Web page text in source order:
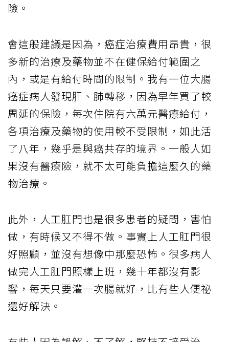
險。
會這般建議是因為，癌症治療費用昂貴，很
多新的治療及藥物並不在健保給付範圍之
內，或是有給付時間的限制。我有一位大腸
癌症病人發現肝、肺轉移，因為早年買了較
周延的保險，每次住院有六萬元醫療給付，
各項治療及藥物的使用較不受限制，如此活
了八年，幾乎是與癌共存的境界。一般人如
果沒有醫療險，就不太可能負擔這麼久的藥
物治療。
此外，人工肛門也是很多患者的疑問，害怕
做，有時候又不得不做。事實上人工肛門很
好照顧，並沒有想像中那麼恐怖。很多病人
做完人工肛門照樣上班，幾十年都沒有影
響，每天只要灌一次腸就好，比有些人便祕
還好解決。